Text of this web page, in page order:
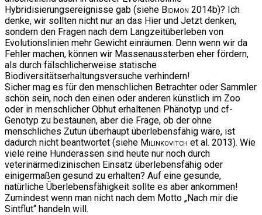
Hybridisierungsereignisse gab (siehe Bidmon 2014b)? Ich
denke, wir sollten nicht nur an das Hier und Jetzt denken,
sondern den Fragen nach dem Langzeitüberleben von
Evolutionslinien mehr Gewicht einräumen. Denn wenn wir da
Fehler machen, können wir Massenaussterben eher fördern,
als durch fälschlicherweise statische
Biodiversitätserhaltungsversuche verhindern!
Sicher mag es für den menschlichen Betrachter oder Sammler
schön sein, noch den einen oder anderen künstlich im Zoo
oder in menschlicher Obhut erhaltenen Phänotyp und cf-
Genotyp zu bestaunen, aber die Frage, ob der ohne
menschliches Zutun überhaupt überlebensfähig wäre, ist
dadurch nicht beantwortet (siehe Milinkovitch et al. 2013). Wie
viele reine Hunderassen sind heute nur noch durch
veterinärmedizinischen Einsatz überlebensfähig oder
einigermaßen gesund zu erhalten? Auf eine gesunde,
natürliche Überlebensfähigkeit sollte es aber ankommen!
Zumindest wenn man nicht nach dem Motto „Nach mir die
Sintflut“ handeln will.